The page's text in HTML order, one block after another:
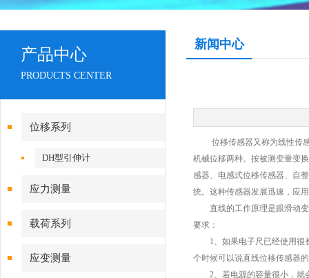
产品中心
PRODUCTS CENTER
位移系列
DH型引伸计
应力测量
载荷系列
应变测量
新闻中心
位移传感器又称为线性传感
机械位移两种。按被测变量变
感器、电感式位移传感器、自
统。这种传感器发展迅速，应
直线的工作原理是跟滑动变
要求：
1、如果电子尺已经使用很长
个时候可以说直线位移传感器
2、若电源的容量很小，就会